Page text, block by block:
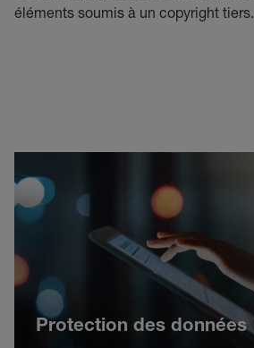
éléments soumis à un copyright tiers.
Protection des données